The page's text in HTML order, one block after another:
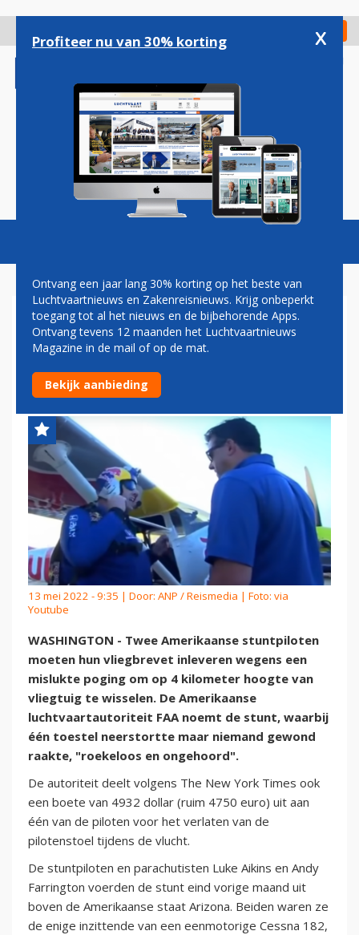
gaan
Check in
Magazine Podcasts Vacatures
MISLUKTE STUNT KOST
AMERIKAANSE PILOTEN
VLIEGBREVET
13 mei 2022 - 9:35 | Door: ANP / Reismedia | Foto: via
Youtube
WASHINGTON - Twee Amerikaanse stuntpiloten
moeten hun vliegbrevet inleveren wegens een
mislukte poging om op 4 kilometer hoogte van
vliegtuig te wisselen. De Amerikaanse
luchtvaartautoriteit FAA noemt de stunt, waarbij
één toestel neerstortte maar niemand gewond
raakte, "roekeloos en ongehoord".
De autoriteit deelt volgens The New York Times ook
een boete van 4932 dollar (ruim 4750 euro) uit aan
één van de piloten voor het verlaten van de
pilotenstoel tijdens de vlucht.
De stuntpiloten en parachutisten Luke Aikins en Andy
Farrington voerden de stunt eind vorige maand uit
boven de Amerikaanse staat Arizona. Beiden waren ze
de enige inzittende van een eenmotorige Cessna 182,
Profiteer nu van 30% korting x
Ontvang een jaar lang 30% korting op het beste van
Luchtvaartnieuws en Zakenreisnieuws. Krijg onbeperkt
toegang tot al het nieuws en de bijbehorende Apps.
Ontvang tevens 12 maanden het Luchtvaartnieuws
Magazine in de mail of op de mat.
Bekijk aanbieding